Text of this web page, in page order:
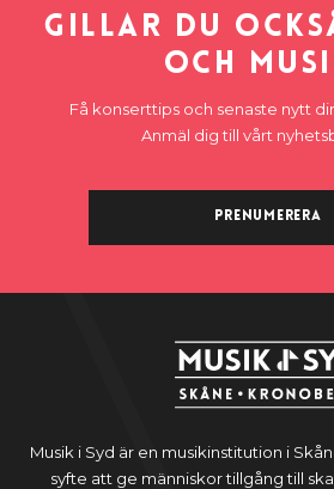
Gillar du
och
Få konserttips och senaste nytt
Anmäl dig till vårt
Prenumerera
Musik i Syd är en musikinstitution i
syfte att ge människor tillgång till